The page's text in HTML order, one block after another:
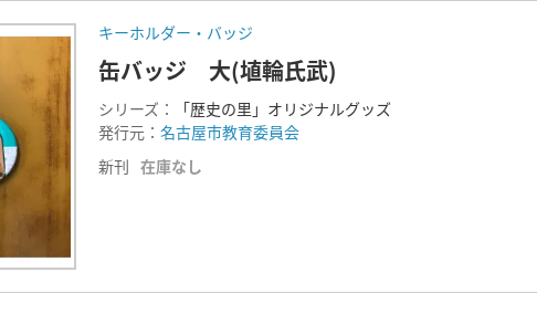
キーホルダー・バッジ
缶バッジ 大(埴輪氏武)
シリーズ：
「歴史の里」オリジナルグッズ
発行元： 名古屋市教育委員会
新刊 在庫なし